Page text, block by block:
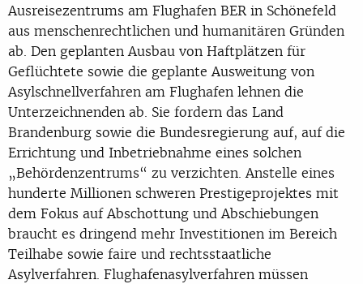
Ausreisezentrums am Flughafen BER in Schönefeld
aus menschenrechtlichen und humanitären Gründen
ab. Den geplanten Ausbau von Haftplätzen für
Geflüchtete sowie die geplante Ausweitung von
Asylschnellverfahren am Flughafen lehnen die
Unterzeichnenden ab. Sie fordern das Land
Brandenburg sowie die Bundesregierung auf, auf die
Errichtung und Inbetriebnahme eines solchen
„Behördenzentrums“ zu verzichten. Anstelle eines
hunderte Millionen schweren Prestigeprojektes mit
dem Fokus auf Abschottung und Abschiebungen
braucht es dringend mehr Investitionen im Bereich
Teilhabe sowie faire und rechtsstaatliche
Asylverfahren. Flughafenasylverfahren müssen